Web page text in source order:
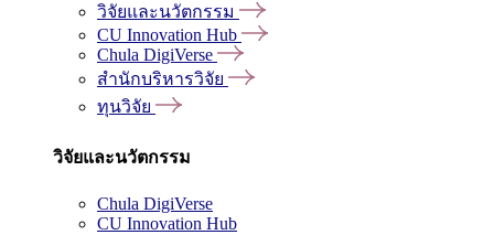
วิจัยและนวัตกรรม
CU Innovation Hub
Chula DigiVerse
สำนักบริหารวิจัย
ทุนวิจัย
วิจัยและนวัตกรรม
Chula DigiVerse
CU Innovation Hub